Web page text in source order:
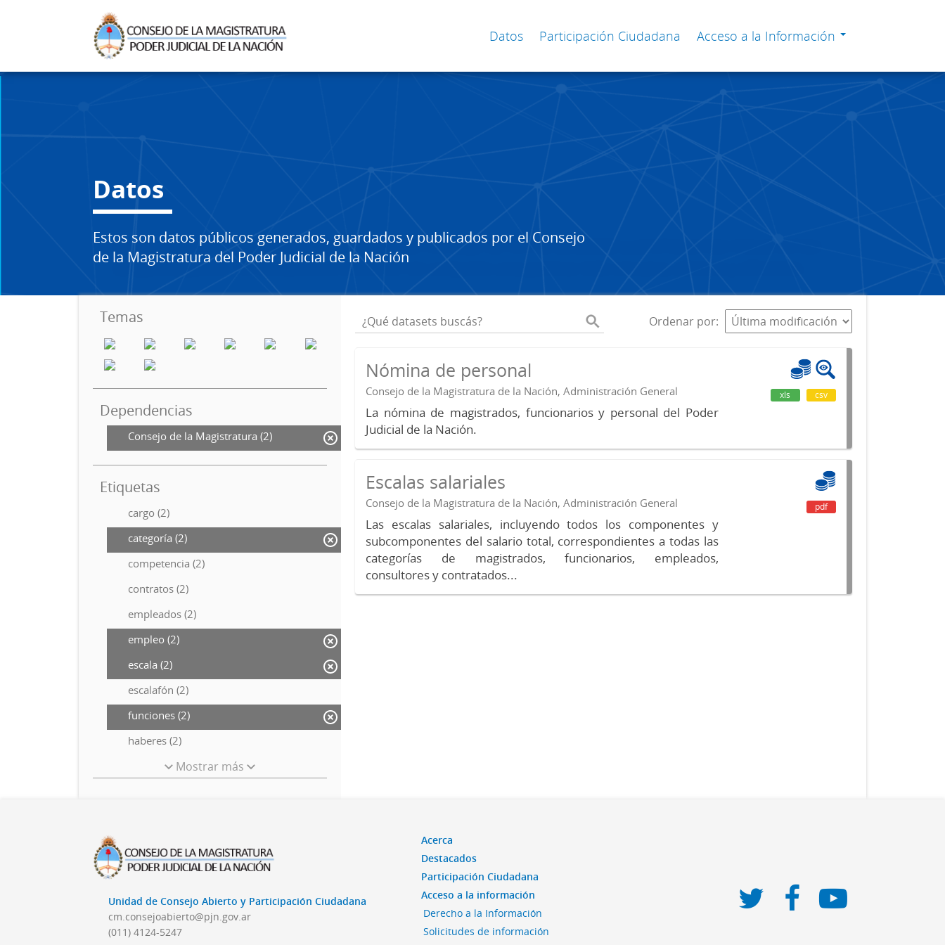
Datos Participación Ciudadana Acceso a la Información
Datos
Estos son datos públicos generados, guardados y publicados por el Consejo
de la Magistratura del Poder Judicial de la Nación
Temas
Dependencias
Consejo de la Magistratura (2)
Etiquetas
cargo (2)
categoría (2)
competencia (2)
contratos (2)
empleados (2)
empleo (2)
escala (2)
escalafón (2)
funciones (2)
haberes (2)
Mostrar más
Ordenar por
Nómina de personal
Consejo de la Magistratura de la Nación, Administración General
La nómina de magistrados, funcionarios y personal del Poder
Judicial de la Nación.
xls csv
Escalas salariales
Consejo de la Magistratura de la Nación, Administración General
Las escalas salariales, incluyendo todos los componentes y
subcomponentes del salario total, correspondientes a todas las
categorías de magistrados, funcionarios, empleados,
consultores y contratados...
pdf
Unidad de Consejo Abierto y Participación Ciudadana
cm.consejoabierto@pjn.gov.ar
(011) 4124-5247
Acerca
Destacados
Participación Ciudadana
Acceso a la información
Derecho a la Información
Solicitudes de información